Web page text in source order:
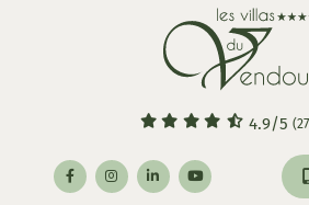
4.9/5
Panneau de gestion des cookies